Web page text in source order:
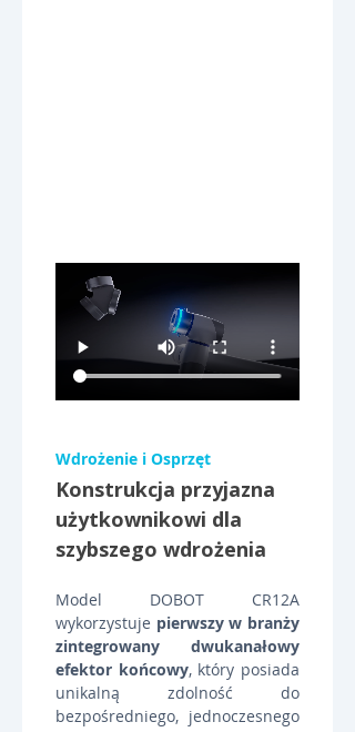
Wdrożenie i Osprzęt
Konstrukcja przyjazna
użytkownikowi dla
szybszego wdrożenia
Model DOBOT CR12A
wykorzystuje pierwszy w branży
zintegrowany dwukanałowy
efektor końcowy, który posiada
unikalną zdolność do
bezpośredniego, jednoczesnego